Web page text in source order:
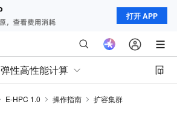
打开 APP
弹性高性能计算
E-HPC 1.0 操作指南
扩容集群